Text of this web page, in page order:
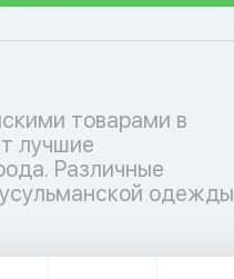
товарами в
лучшие
Различные
одежды
книг и декора для
ваш